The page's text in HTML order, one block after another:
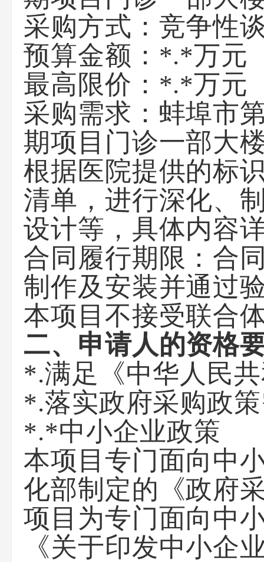
采购方式：竞争性
预算金额：*.*万元
最高限价：*.*万元
采购需求：蚌埠市
期项目门诊一部大
根据医院提供的标
清单，进行深化、
设计等，具体内容
合同履行期限：合
制作及安装并通过
本项目不接受联合
二、申请人的资格
*.满足《中华人民
*.落实政府采购政
*.*中小企业政策
本项目专门面向中
化部制定的《政府
项目为专门面向中
《关于印发中小企